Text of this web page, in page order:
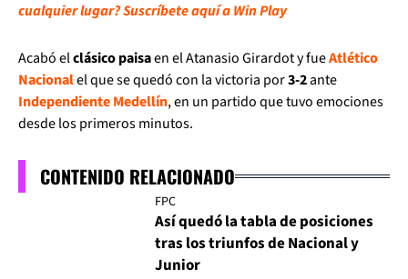
cualquier lugar? Suscríbete aquí a Win Play
Acabó elclásico paisaen el Atanasio Girardot y fueAtlético
Nacionalel que se quedó con la victoria por3-2ante
Independiente Medellín, en un partido que tuvo emociones
desde los primeros minutos.
CONTENIDO RELACIONADO
FPC
Así quedó la tabla de posiciones
tras los triunfos de Nacional y
Junior